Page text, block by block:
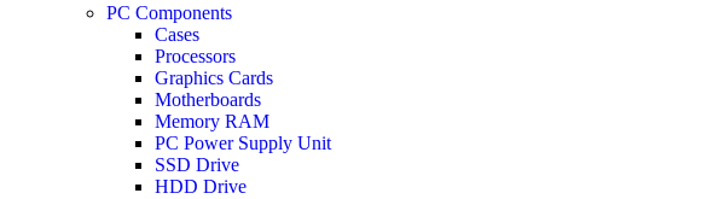
PC Components
Cases
Processors
Graphics Cards
Motherboards
Memory RAM
PC Power Supply Unit
SSD Drive
HDD Drive